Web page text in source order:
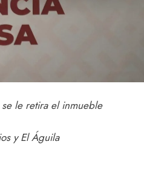
le retira el inmueble
y El Águila